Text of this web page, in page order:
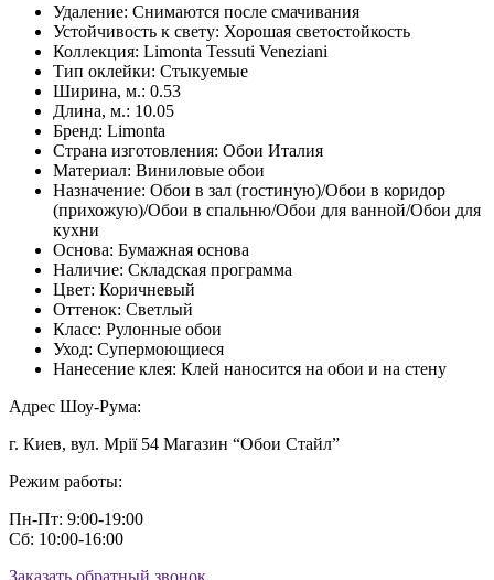
Удаление: Снимаются после смачивания
Устойчивость к свету: Хорошая светостойкость
Коллекция: Limonta Tessuti Veneziani
Тип оклейки: Стыкуемые
Ширина, м.: 0.53
Длина, м.: 10.05
Бренд: Limonta
Страна изготовления: Обои Италия
Материал: Виниловые обои
Назначение: Обои в зал (гостиную)/Обои в коридор
(прихожую)/Обои в спальню/Обои для ванной/Обои для
кухни
Основа: Бумажная основа
Наличие: Складская программа
Цвет: Коричневый
Оттенок: Светлый
Класс: Рулонные обои
Уход: Супермоющиеся
Нанесение клея: Клей наносится на обои и на стену
Адрес Шоу-Рума:
г. Киев, вул. Мрії 54 Магазин “Обои Стайл”
Режим работы:
Пн-Пт: 9:00-19:00
Сб: 10:00-16:00
Заказать обратный звонок